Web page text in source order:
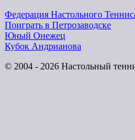
Федерация Настольного
Поиграть в Петрозаводске
Юный Онежец
Кубок Андрианова
© 2004 - 2026 Настольный